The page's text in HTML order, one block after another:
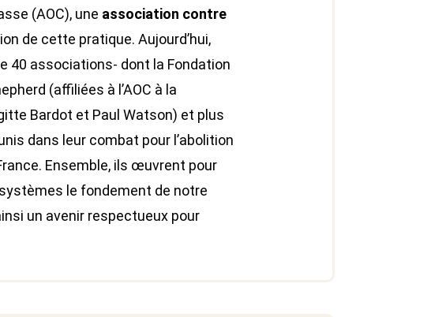
(AOC), une association contre
de cette pratique. Aujourd’hui,
40 associations- dont la Fondation
(affiliées à l’AOC à la
Bardot et Paul Watson) et plus
dans leur combat pour l’abolition
Ensemble, ils œuvrent pour
le fondement de notre
un avenir respectueux pour